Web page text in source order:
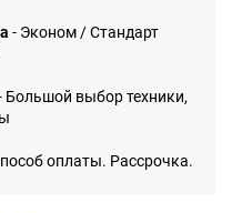
- Эконом / Стандарт
Большой выбор техники,
оплаты. Рассрочка.